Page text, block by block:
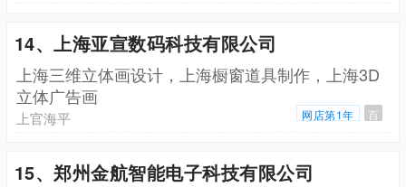
14、上海亚宣数码科技有限公司
上海三维立体画设计，上海橱窗道具制作，上海3D
立体广告画
上官海平 网店第1年 百
15、郑州金航智能电子科技有限公司